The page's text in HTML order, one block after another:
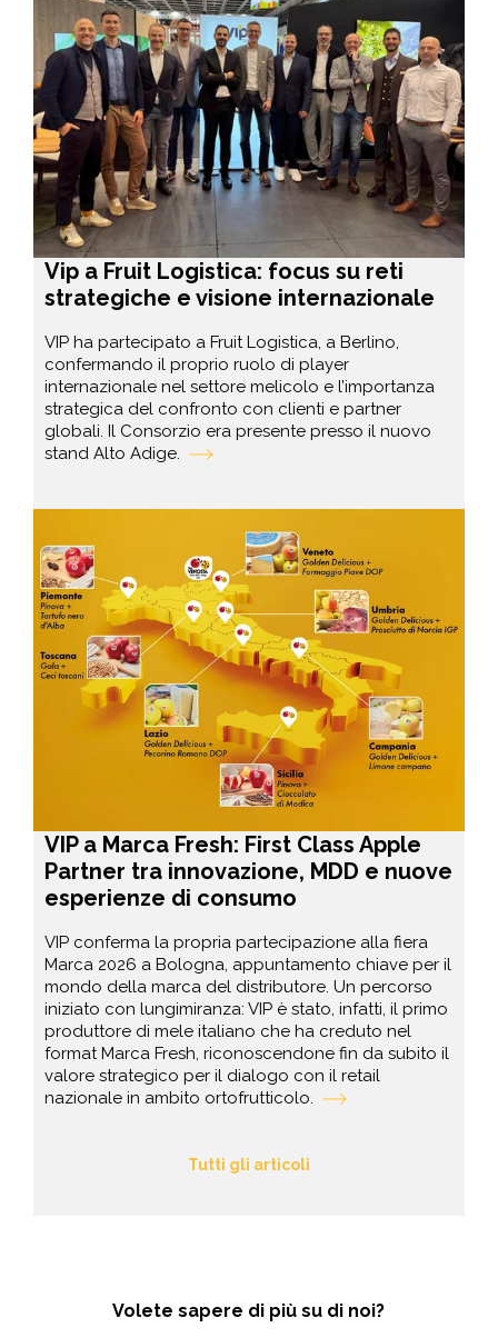
Vip a Fruit Logistica: focus su reti
strategiche e visione internazionale
VIP ha partecipato a Fruit Logistica, a Berlino,
confermando il proprio ruolo di player
internazionale nel settore melicolo e l’importanza
strategica del confronto con clienti e partner
globali. Il Consorzio era presente presso il nuovo
stand Alto Adige.
VIP a Marca Fresh: First Class Apple
Partner tra innovazione, MDD e nuove
esperienze di consumo
VIP conferma la propria partecipazione alla fiera
Marca 2026 a Bologna, appuntamento chiave per il
mondo della marca del distributore. Un percorso
iniziato con lungimiranza: VIP è stato, infatti, il primo
produttore di mele italiano che ha creduto nel
format Marca Fresh, riconoscendone fin da subito il
valore strategico per il dialogo con il retail
nazionale in ambito ortofrutticolo.
Tutti gli articoli
Volete sapere di più su di noi?